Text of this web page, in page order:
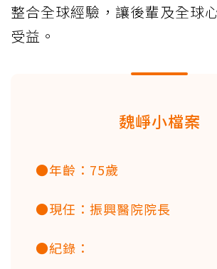
整合全球經驗，讓後輩及全球
受益。
魏崢小檔案
●年齡：75歲
●現任：振興醫院院長
●紀錄：